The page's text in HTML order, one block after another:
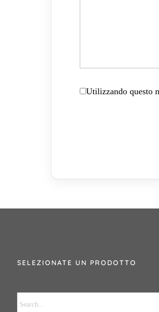
Utilizzando questo
SELEZIONATE UN PRODOTTO